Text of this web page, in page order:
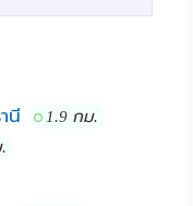
อน💕🥳
อร์ รายเดือน 4100-
฿
ายเดือน 4300-
unit.
นี 1.9 กม.